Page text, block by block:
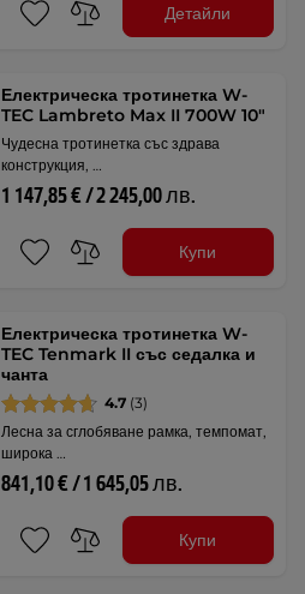
Детайли
Електрическа тротинетка W-
TEC Lambreto Max II 700W 10"
Чудесна тротинетка със здрава
конструкция, …
1 147,85 € / 2 245,00 лв.
Купи
Електрическа тротинетка W-
TEC Tenmark II със седалка и
чанта
4.7 (3)
Лесна за сглобяване рамка, темпомат,
широка …
841,10 € / 1 645,05 лв.
Купи